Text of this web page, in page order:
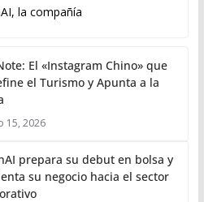
la compañía
El «Instagram Chino» que
el Turismo y Apunta a la
15, 2026
prepara su debut en bolsa y
su negocio hacia el sector